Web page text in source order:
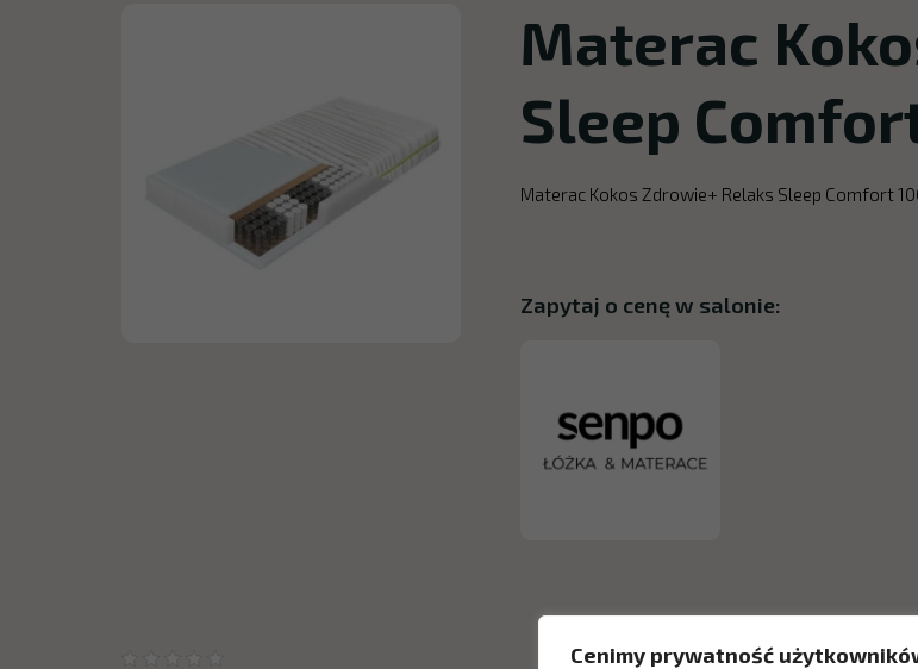
Cenimy prywatność
Materac
Sleep
Materac Kokos Zdrowie+ Relaks Sleep Comfort
Zapytaj o cenę w salonie: